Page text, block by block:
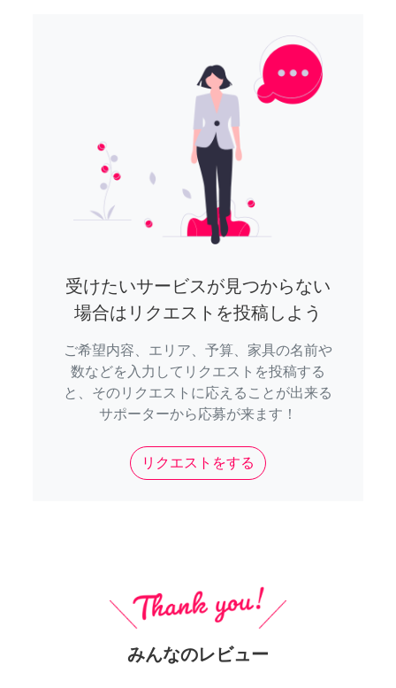
受けたいサービスが見つからない
場合はリクエストを投稿しよう
ご希望内容、エリア、予算、家具の名前や
数などを入力してリクエストを投稿する
と、そのリクエストに応えることが出来る
サポーターから応募が来ます！
リクエストをする
みんなのレビュー